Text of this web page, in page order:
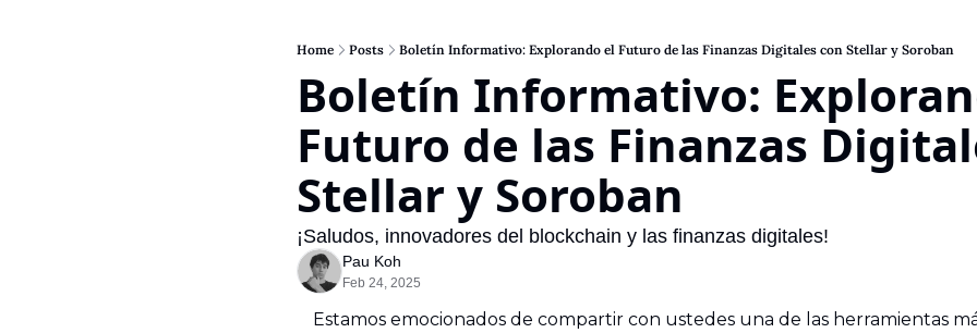
1.B Description
1.B Description
Home Posts Boletín Informativo: Explorando el Futuro de las Finanzas Digitales con Stellar y Soroban
Boletín Informativo:
Futuro de las Finanzas
Stellar y Soroban
¡Saludos, innovadores del blockchain y las finanzas digitales!
Pau Koh
Feb 24, 2025
Estamos emocionados de compartir con ustedes una de las herramientas